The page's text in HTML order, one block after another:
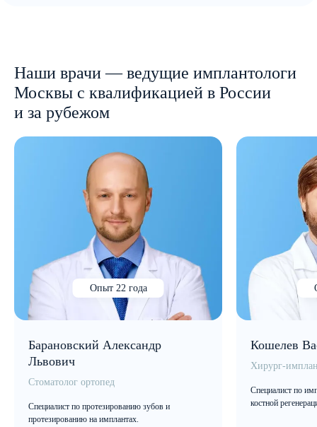
Наши врачи — ведущие имплантологи
Москвы с квалификацией в России
и за рубежом
Опыт 22 года
Барановский Александр
Львович
Стоматолог ортопед
Специалист по протезированию зубов и
протезированию на имплантах.
Кошелев
Хирург-
Специалист по
костной